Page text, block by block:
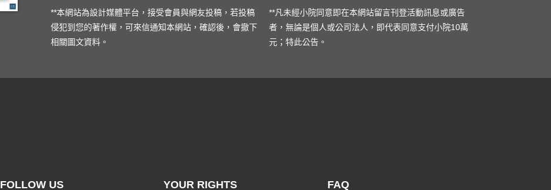
**本網站為設計媒體平台，接受會員與網友投稿，若投稿
侵犯到您的著作權，可來信通知本網站，確認後，會撤下
相關圖文資料。
**凡未經小院同意即在本網站留言刊登活動訊息或廣告
者，無論是個人或公司法人，即代表同意支付小院10萬
元；特此公告。
FOLLOW US YOUR RIGHTS FAQ